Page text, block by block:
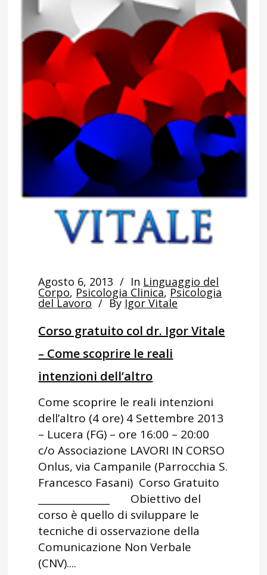
Agosto 6, 2013 In Linguaggio del
Corpo, Psicologia Clinica, Psicologia
del Lavoro By Igor Vitale
Corso gratuito col dr. Igor Vitale
– Come scoprire le reali
intenzioni dell’altro
Come scoprire le reali intenzioni
dell’altro (4 ore) 4 Settembre 2013
– Lucera (FG) – ore 16:00 – 20:00
c/o Associazione LAVORI IN CORSO
Onlus, via Campanile (Parrocchia S.
Francesco Fasani) Corso Gratuito
_______________ Obiettivo del
corso è quello di sviluppare le
tecniche di osservazione della
Comunicazione Non Verbale
(CNV)....